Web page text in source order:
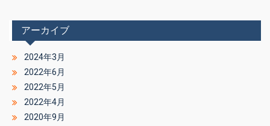
アーカイブ
2024年3月
2022年6月
2022年5月
2022年4月
2020年9月